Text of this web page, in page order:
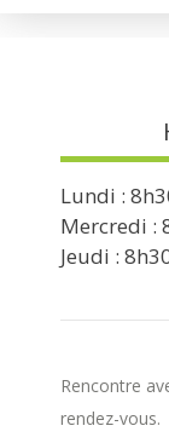
Lundi :
Mercredi :
Jeudi :
Rencontre
rendez-vous.